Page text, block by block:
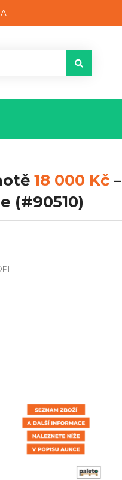
18 000 Kč–
(#90510)